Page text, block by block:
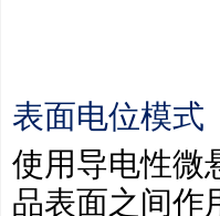
表面电位模式
使用导电性微
品表面之间作